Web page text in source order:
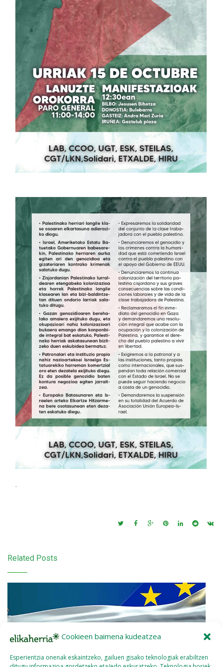
Cookieen baimena kudeatzea
Esperientzia onenak eskaintzeko, gailuen gisako teknologiak erabiltzen
.
Related Posts